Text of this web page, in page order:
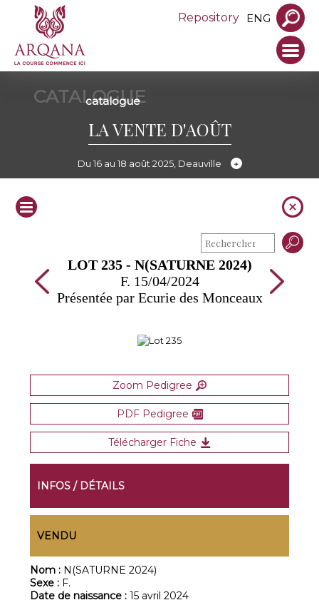
Repository ENG
CATALOGUE
catalogue
LA VENTE D'AOÛT
Du 16 au 18 août 2025, Deauville
LOT 235 - N(SATURNE 2024)
F. 15/04/2024
Présentée par Ecurie des Monceaux
Zoom Pedigree
PDF Pedigree
Télécharger Fiche
INFOS / DÉTAILS
VENDU
Nom : N(SATURNE 2024)
Sexe : F.
Date de naissance :15 avril 2024